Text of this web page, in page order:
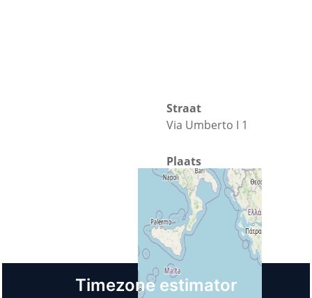
Straat
Via Umberto I 1
Plaats
Crotone
Land
Italië
Timezone estimator